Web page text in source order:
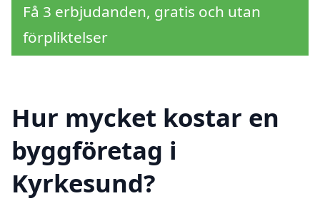
Få 3 erbjudanden, gratis och utan
förpliktelser
Hur mycket kostar en
byggföretag i
Kyrkesund?